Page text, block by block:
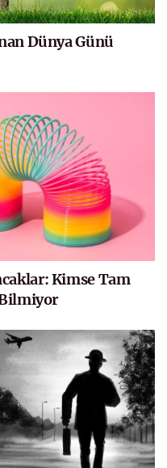
Dünya Günü
Kimse Tam